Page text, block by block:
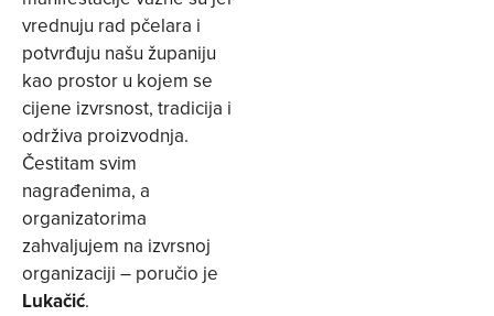
vrednuju rad pčelara i
potvrđuju našu županiju
kao prostor u kojem se
cijene izvrsnost, tradicija i
održiva proizvodnja.
Čestitam svim
nagrađenima, a
organizatorima
zahvaljujem na izvrsnoj
organizaciji – poručio je
Lukačić.